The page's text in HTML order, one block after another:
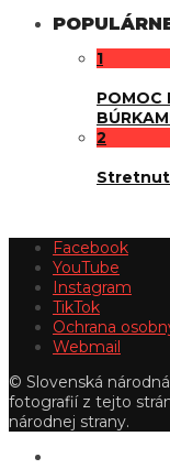
1
POMOC
2
Facebook
YouTube
Instagram
TikTok
Ochrana
Webmail
© Slovenská
fotografií z tejto
národnej strany.